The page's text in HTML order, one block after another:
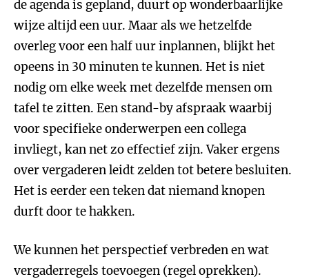
de agenda is gepland, duurt op wonderbaarlijke
wijze altijd een uur. Maar als we hetzelfde
overleg voor een half uur inplannen, blijkt het
opeens in 30 minuten te kunnen. Het is niet
nodig om elke week met dezelfde mensen om
tafel te zitten. Een stand-by afspraak waarbij
voor specifieke onderwerpen een collega
invliegt, kan net zo effectief zijn. Vaker ergens
over vergaderen leidt zelden tot betere besluiten.
Het is eerder een teken dat niemand knopen
durft door te hakken.
We kunnen het perspectief verbreden en wat
vergaderregels toevoegen (regel oprekken).